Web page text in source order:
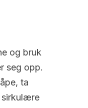
og bruk
seg opp.
ta
sirkulære